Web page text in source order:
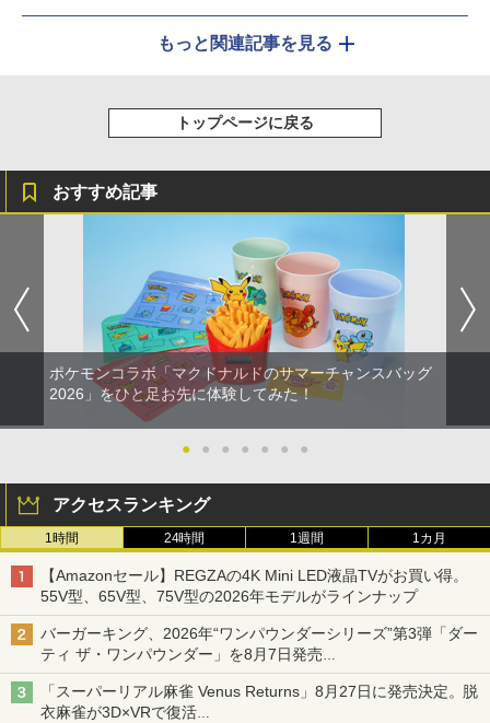
もっと関連記事を見る
トップページに戻る
おすすめ記事
ポケモンコラボ「マクドナルドのサマーチャンスバッグ
2026」をひと足お先に体験してみた！
● ● ● ● ● ● ●
アクセスランキング
1時間 24時間 1週間 1カ月
【Amazonセール】REGZAの4K Mini LED液晶TVがお買い得。
55V型、65V型、75V型の2026年モデルがラインナップ
バーガーキング、2026年“ワンパウンダーシリーズ”第3弾「ダー
ティ ザ・ワンパウンダー」を8月7日発売
「特製ガーリックマヨソース」を使用した超大型チーズバーガー
「スーパーリアル麻雀 Venus Returns」8月27日に発売決定。脱
衣麻雀が3D×VRで復活